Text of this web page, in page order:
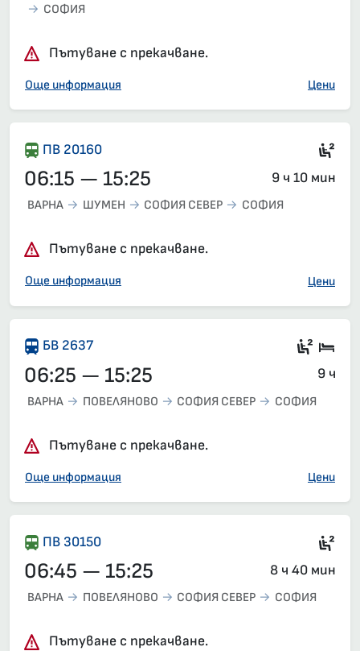
Влак 4661, 05:00 – 12:40, вече е заминал
СОФИЯ
Пътуване с прекачване.
Още информация Цени
ПВ 20160
06:15 — 15:25 9 ч 10 мин
ВАРНА ШУМЕН СОФИЯ СЕВЕР СОФИЯ
Пътуване с прекачване.
Още информация Цени
БВ 2637
06:25 — 15:25 9 ч
ВАРНА ПОВЕЛЯНОВО СОФИЯ СЕВЕР СОФИЯ
Пътуване с прекачване.
Още информация Цени
ПВ 30150
06:45 — 15:25 8 ч 40 мин
ВАРНА ПОВЕЛЯНОВО СОФИЯ СЕВЕР СОФИЯ
Пътуване с прекачване.